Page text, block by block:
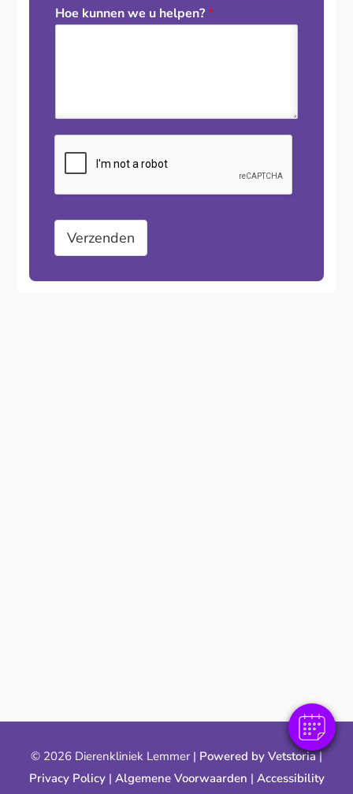
Hoe kunnen we u helpen?*
Verzenden
© 2026 Dierenkliniek Lemmer | Powered by Vetstoria|
Privacy Policy| Algemene Voorwaarden | Accessibility